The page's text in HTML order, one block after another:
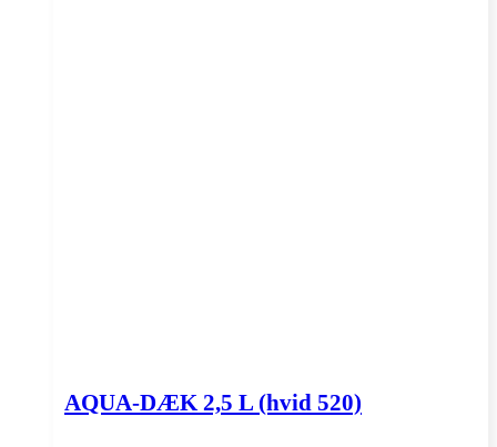
AQUA-DÆK 2,5 L (hvid 520)